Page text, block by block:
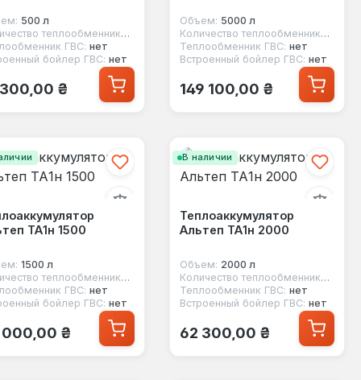
500 л
Количество теплообменников:
ГВС: нет
бойлер ГВС: нет
цена:
300,00 ₴
Объем: 5000 л
Количество теплообменников:
Теплообменник ГВС: нет
Встроенный бойлер ГВС: нет
Обычная цена:
149 100,00 ₴
ТА1н 1500
1500 л
Количество теплообменников:
ГВС: нет
бойлер ГВС: нет
цена:
000,00 ₴
В наличии
Теплоаккумулятор
Альтеп ТА1н 2000
Объем: 2000 л
Количество теплообменников:
Теплообменник ГВС: нет
Встроенный бойлер ГВС: нет
Обычная цена:
62 300,00 ₴